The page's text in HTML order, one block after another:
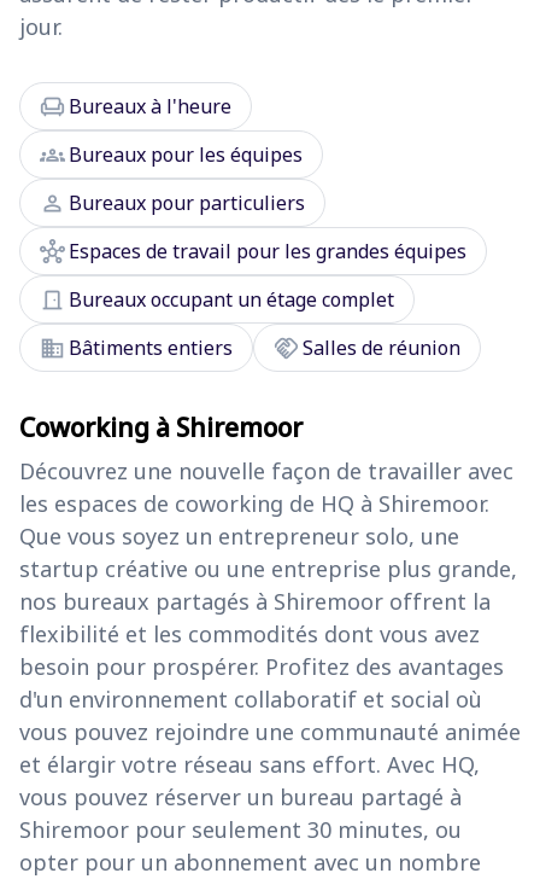
jour.
chair Bureaux à l'heure
groupsBureaux pour les équipes
person Bureaux pour particuliers
hubEspaces de travail pour les grandes équipes
door_front Bureaux occupant un étage complet
domain Bâtiments entiers handshakeSalles de réunion
Coworking à Shiremoor
Découvrez une nouvelle façon de travailler avec
les espaces de coworking de HQ à Shiremoor.
Que vous soyez un entrepreneur solo, une
startup créative ou une entreprise plus grande,
nos bureaux partagés à Shiremoor offrent la
flexibilité et les commodités dont vous avez
besoin pour prospérer. Profitez des avantages
d'un environnement collaboratif et social où
vous pouvez rejoindre une communauté animée
et élargir votre réseau sans effort. Avec HQ,
vous pouvez réserver un bureau partagé à
Shiremoor pour seulement 30 minutes, ou
opter pour un abonnement avec un nombre